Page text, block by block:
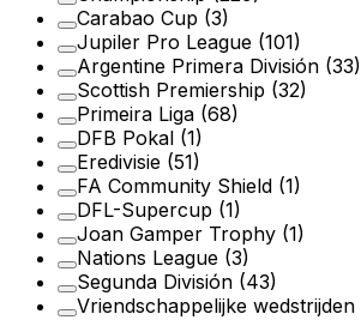
Carabao Cup (3)
Jupiler Pro League (101)
Argentine Primera División (33)
Scottish Premiership (32)
Primeira Liga (68)
DFB Pokal (1)
Eredivisie (51)
FA Community Shield (1)
DFL-Supercup (1)
Joan Gamper Trophy (1)
Nations League (3)
Segunda División (43)
Vriendschappelijke wedstrijden